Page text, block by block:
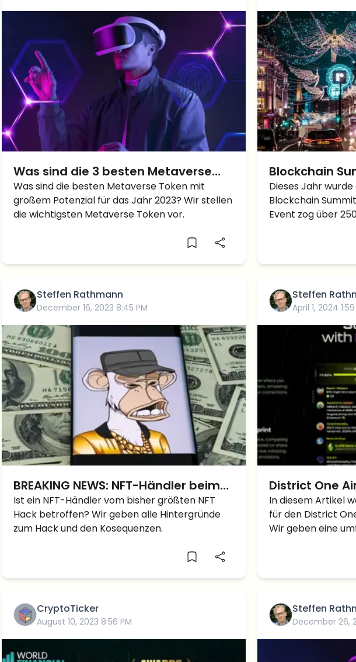
Was sind die 3 besten Metaverse
Token mit dem größten Potenzial für
2023?
Was sind die besten Metaverse Token mit
großem Potenzial für das Jahr 2023? Wir stellen
die wichtigsten Metaverse Token vor.
Blockchain
Dieses Jahr wurde
Blockchain
Event zog über
Steffen Rathmann
December 16, 2023 8:45 PM
BREAKING NEWS: NFT-Händler beim
bisher größten NFT-Hack getroffen?
Ist ein NFT-Händler vom bisher größten NFT
Hack betroffen? Wir geben alle Hintergründe
zum Hack und den Kosequenzen.
Steffen
April 1, 2024
District One
Leitfaden zur
District One
In diesem Artikel
für den District
Wir geben eine
CryptoTicker
August 10, 2023 8:56 PM
Steffen
December 26,